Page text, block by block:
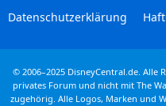
Datenschutzerklärung
© 2006–2025 DisneyCentral.de. Alle
privates Forum und nicht mit The
zugehörig. Alle Logos, Marken und